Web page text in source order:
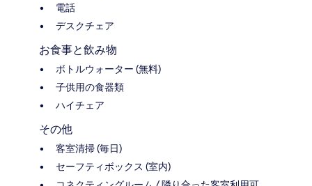
電話
デスクチェア
お食事と飲み物
ボトルウォーター (無料)
子供用の食器類
ハイチェア
その他
客室清掃 (毎日)
セーフティボックス (室内)